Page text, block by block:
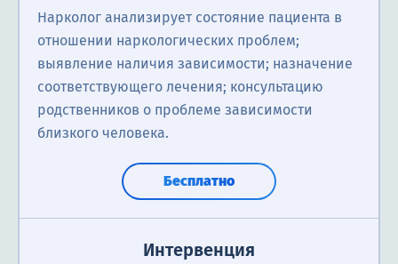
Нарколог анализирует состояние пациента в
отношении наркологических проблем;
выявление наличия зависимости; назначение
соответствующего лечения; консультацию
родственников о проблеме зависимости
близкого человека.
Бесплатно
Интервенция